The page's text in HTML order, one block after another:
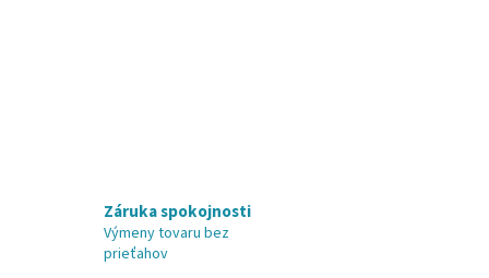
Záruka spokojnosti
Výmeny tovaru bez
prieťahov